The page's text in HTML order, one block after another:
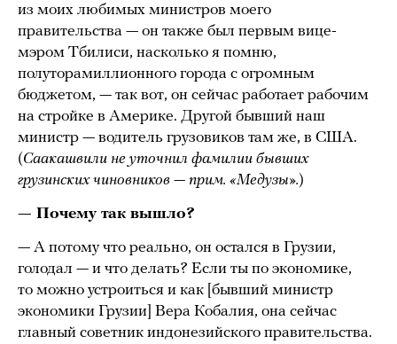
из моих любимых министров моего
правительства — он также был первым вице-
мэром Тбилиси, насколько я помню,
полуторамиллионного города с огромным
бюджетом, — так вот, он сейчас работает рабочим
на стройке в Америке. Другой бывший наш
министр — водитель грузовиков там же, в США.
(Саакашвили не уточнил фамилии бывших
грузинских чиновников — прим. «Медузы».)
— Почему так вышло?
— А потому что реально, он остался в Грузии,
голодал — и что делать? Если ты по экономике,
то можно устроиться и как [бывший министр
экономики Грузии] Вера Кобалия, она сейчас
главный советник индонезийского правительства.